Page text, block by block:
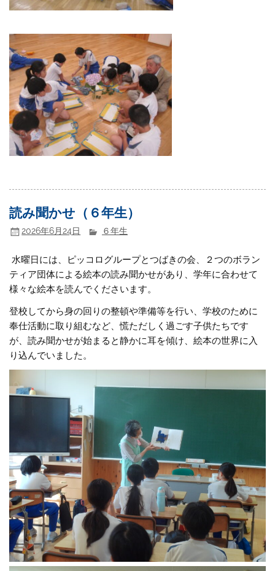
読み聞かせ（６年生）
2026年6月24日 ６年生
水曜日には、ピッコログループとつばきの会、２つのボラン
ティア団体による絵本の読み聞かせがあり、学年に合わせて
様々な絵本を読んでくださいます。
登校してから身の回りの整頓や準備等を行い、学校のために
奉仕活動に取り組むなど、慌ただしく過ごす子供たちです
が、読み聞かせが始まると静かに耳を傾け、絵本の世界に入
り込んでいました。